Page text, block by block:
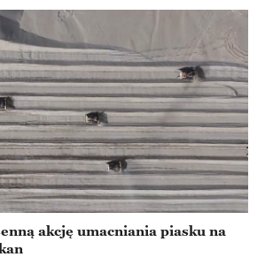
akcję umacniania piasku na